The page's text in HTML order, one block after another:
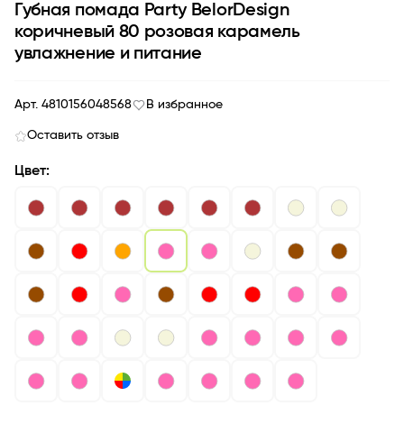
Губная помада Party BelorDesign
коричневый 80 розовая карамель
увлажнение и питание
Арт. 4810156048568 В избранное
Оставить отзыв
Цвет: